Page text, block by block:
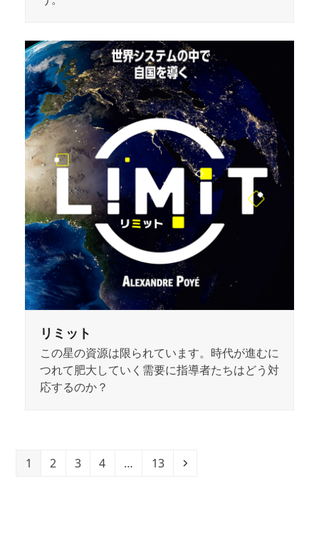
リミット
この星の資源は限られています。時代が進むに
つれて肥大していく需要に指導者たちはどう対
応するのか？
Page
1 Page
2 Page
3 Page
4 … Page
13 Next